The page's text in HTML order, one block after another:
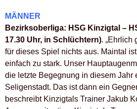
MÄNNER
Bezirksoberliga: HSG Kinzigtal –
17.30 Uhr, in Schlüchtern). „Ehrlich
für dieses Spiel nichts aus. Maintal
einfach zu stark. Unser
die letzte Begegnung in diesem Jahr
Seligenstadt. Das ist dann ein
beschreibt Kinzigtals Trainer Jakub